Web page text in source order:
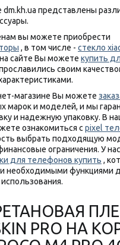
dm.kh.ua представлены
вы можете приобрести
, в том числе - стекло
сайте Вы можете купить
своим
магазине Вы можете
марок и моделей, и мы
и надежную упаковку. В
ознакомиться с pixel
выбрать подходящую
ограничения. У
для телефонов купить ,
необходимыми функциями
PRO НА